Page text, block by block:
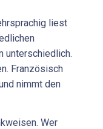
liest
unterschiedlich.
Französisch
nimmt den
Wer